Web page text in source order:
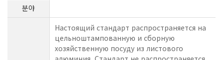
분야
Настоящий стандарт распространяется на
цельноштампованную и сборную
хозяйственную посуду из листового